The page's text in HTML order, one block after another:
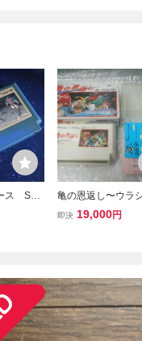
ス STA
トの
亀の恩返し〜ウラ
説〜 ハドソン
即決 19,000円